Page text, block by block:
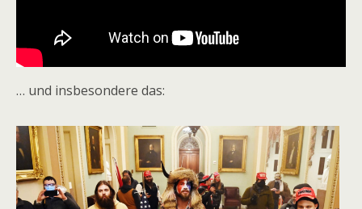
… und insbesondere das: